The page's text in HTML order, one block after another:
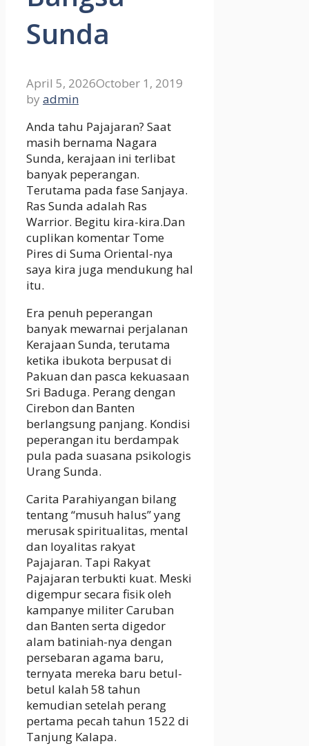
Sunda
April 5, 2026October 1, 2019
by admin
Anda tahu Pajajaran? Saat
masih bernama Nagara
Sunda, kerajaan ini terlibat
banyak peperangan.
Terutama pada fase Sanjaya.
Ras Sunda adalah Ras
Warrior. Begitu kira-kira.Dan
cuplikan komentar Tome
Pires di Suma Oriental-nya
saya kira juga mendukung hal
itu.
Era penuh peperangan
banyak mewarnai perjalanan
Kerajaan Sunda, terutama
ketika ibukota berpusat di
Pakuan dan pasca kekuasaan
Sri Baduga. Perang dengan
Cirebon dan Banten
berlangsung panjang. Kondisi
peperangan itu berdampak
pula pada suasana psikologis
Urang Sunda.
Carita Parahiyangan bilang
tentang “musuh halus” yang
merusak spiritualitas, mental
dan loyalitas rakyat
Pajajaran. Tapi Rakyat
Pajajaran terbukti kuat. Meski
digempur secara fisik oleh
kampanye militer Caruban
dan Banten serta digedor
alam batiniah-nya dengan
persebaran agama baru,
ternyata mereka baru betul-
betul kalah 58 tahun
kemudian setelah perang
pertama pecah tahun 1522 di
Tanjung Kalapa.